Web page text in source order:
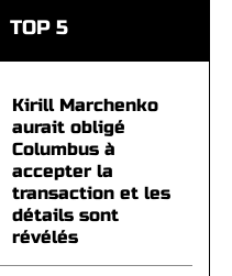
TOP 5
Kirill Marchenko
aurait obligé
Columbus à
accepter la
transaction et les
détails sont
révélés